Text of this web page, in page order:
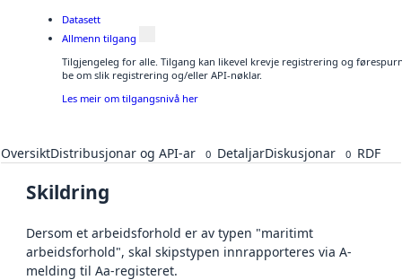
Datasett
Allmenn tilgang
Tilgjengeleg for alle. Tilgang kan likevel krevje registrering og
be om slik registrering og/eller API-nøklar.
Les meir om tilgangsnivå her
OversiktDistribusjonar og API-ar 0 DetaljarDiskusjonar 0 RDF
Skildring
Dersom et arbeidsforhold er av typen "maritimt
arbeidsforhold", skal skipstypen innrapporteres via A-
melding til Aa-registeret.